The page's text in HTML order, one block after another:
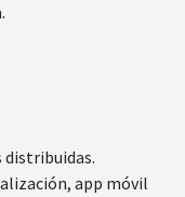
app móvil